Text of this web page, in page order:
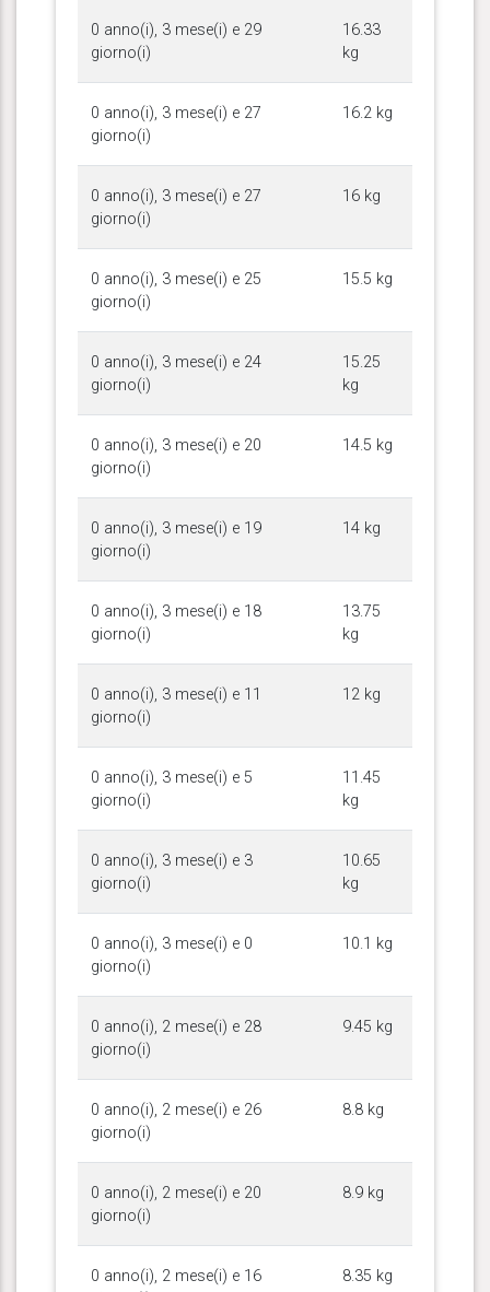
0 anno(i), 3 mese(i) e 29
giorno(i)
16.33
kg
0 anno(i), 3 mese(i) e 27
giorno(i)
16.2 kg
0 anno(i), 3 mese(i) e 27
giorno(i)
16 kg
0 anno(i), 3 mese(i) e 25
giorno(i)
15.5 kg
0 anno(i), 3 mese(i) e 24
giorno(i)
15.25
kg
0 anno(i), 3 mese(i) e 20
giorno(i)
14.5 kg
0 anno(i), 3 mese(i) e 19
giorno(i)
14 kg
0 anno(i), 3 mese(i) e 18
giorno(i)
13.75
kg
0 anno(i), 3 mese(i) e 11
giorno(i)
12 kg
0 anno(i), 3 mese(i) e 5
giorno(i)
11.45
kg
0 anno(i), 3 mese(i) e 3
giorno(i)
10.65
kg
0 anno(i), 3 mese(i) e 0
giorno(i)
10.1 kg
0 anno(i), 2 mese(i) e 28
giorno(i)
9.45 kg
0 anno(i), 2 mese(i) e 26
giorno(i)
8.8 kg
0 anno(i), 2 mese(i) e 20
giorno(i)
8.9 kg
0 anno(i), 2 mese(i) e 16
8.35 kg